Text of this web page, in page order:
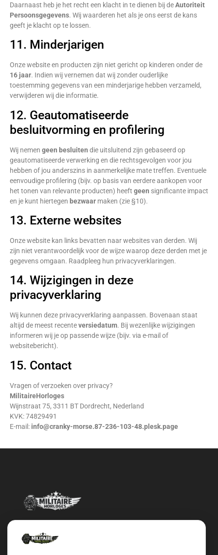
Daarnaast heb je het recht een klacht in te dienen bij deAutoriteit
Persoonsgegevens. Wij waarderen het als je ons eerst de kans
geeft je klacht op te lossen.
11. Minderjarigen
Onze website en producten zijn niet gericht op kinderen onder de
16 jaar. Indien wij vernemen dat wij zonder ouderlijke
toestemming gegevens van een minderjarige hebben verzameld,
verwijderen wij die informatie.
12. Geautomatiseerde
besluitvorming en profilering
Wij nemen geen besluiten die uitsluitend zijn gebaseerd op
geautomatiseerde verwerking en die rechtsgevolgen voor jou
hebben of jou anderszins in aanmerkelijke mate treffen. Eventuele
eenvoudige profilering (bijv. op basis van eerdere aankopen voor
het tonen van relevante producten) heeft geen significante impact
en je kunt hiertegen bezwaar maken (zie §10).
13. Externe websites
Onze website kan links bevatten naar websites van derden. Wij
zijn niet verantwoordelijk voor de wijze waarop deze derden met je
gegevens omgaan. Raadpleeg hun privacyverklaringen.
14. Wijzigingen in deze
privacyverklaring
Wij kunnen deze privacyverklaring aanpassen. Bovenaan staat
altijd de meest recenteversiedatum. Bij wezenlijke wijzigingen
informeren wij je op passende wijze (bijv. via e-mail of
websitebericht).
15. Contact
Vragen of verzoeken over privacy?
MilitaireHorloges
Wijnstraat 75, 3311 BT Dordrecht, Nederland
KVK: 74829491
E-mail: info@cranky-morse.87-236-103-48.plesk.page
Militairehorloges.nl is de exclusieve importeur en distributeur van